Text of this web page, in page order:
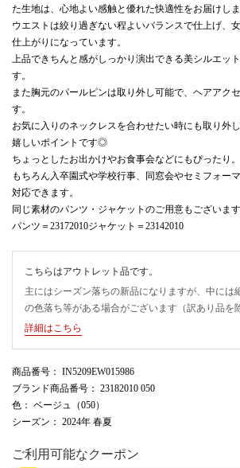
た生地は、心地よい感触と優れた快適性をお届けしま
ウエストは絞り過ぎない程よいバランスで仕上げ、
仕上がりになっています。
上品できちんと感がしっかり演出できる美シルエッ
す。
また胸元のパールピンは取り外し可能で、ヘアアク
す。
お気に入りのネックレスを合わせたい時にも取り外
嬉しいポイントです◎
ちょっとしたお出かけやお食事会などにもぴったり。
もちろん入卒園式や学校行事、同窓会やセミフォー
対応できます。
同じ素材のパンツ・ジャケットのご用意もございます
パンツ＝23172010ジャケット＝23142010
こちらはアウトレット品です。
主にはシーズン落ちの新品になりますが、中には
の色落ち等がある場合がございます（訳あり品を
詳細はこちら
商品番号 ： IN5209EW015986
ブランド商品番号 ： 23182010 050
色 ： ベージュ（050）
シーズン ： 2024年 春夏
ご利用可能なクーポン